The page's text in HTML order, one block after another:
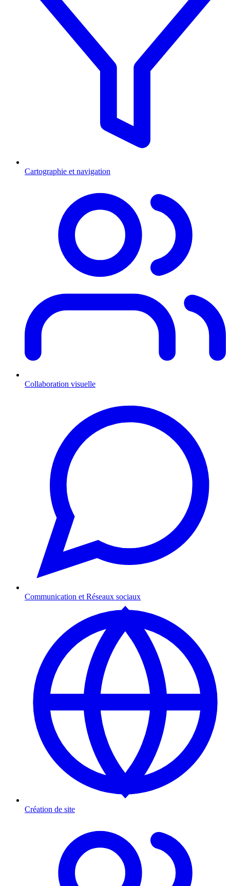
Cartographie et navigation
Collaboration visuelle
Communication et Réseaux sociaux
Création de site